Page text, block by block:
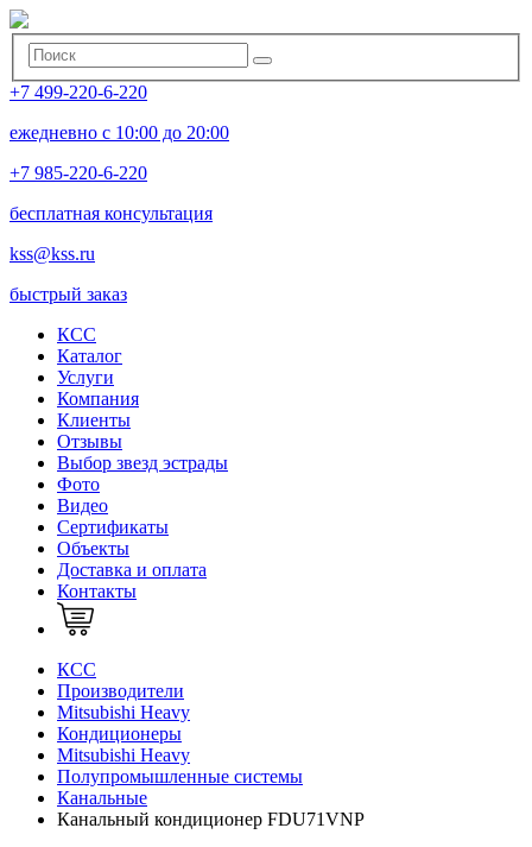
+7 499-220-6-220
ежедневно с 10:00 до 20:00
+7 985-220-6-220
бесплатная консультация
kss@kss.ru
быстрый заказ
КСС
Каталог
Услуги
Компания
Клиенты
Oтзывы
Выбор звезд эстрады
Фото
Видео
Сертификаты
Объекты
Доставка и оплата
Контакты
КСС
Производители
Mitsubishi Heavy
Кондиционеры
Mitsubishi Heavy
Полупромышленные системы
Канальные
Канальный кондиционер FDU71VNP